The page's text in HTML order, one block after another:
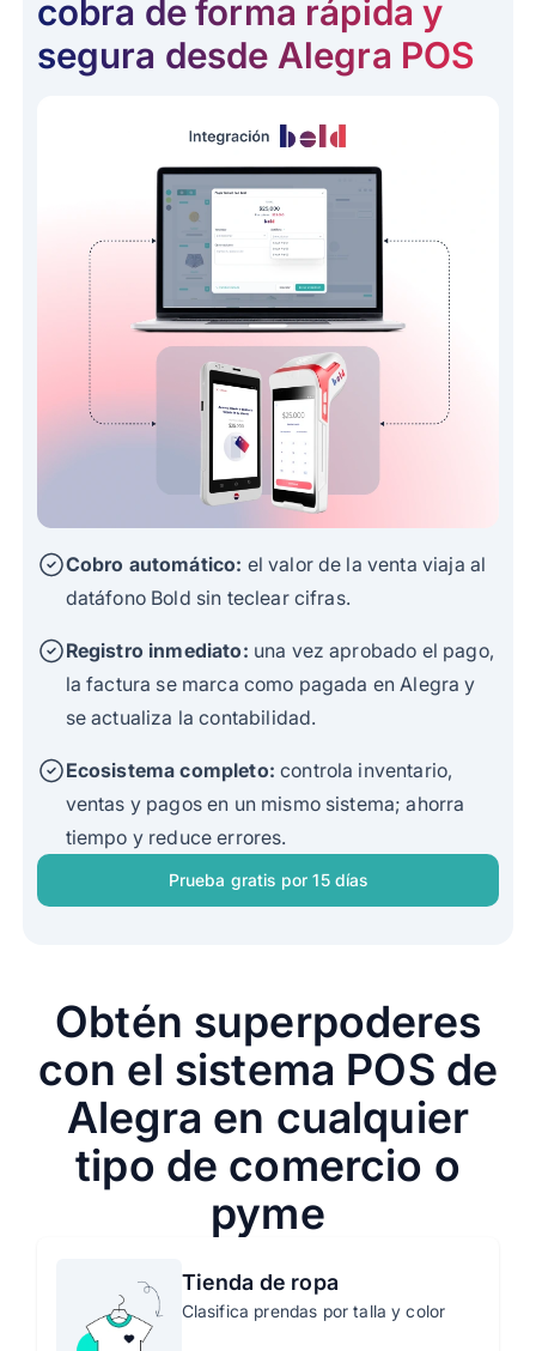
cobra de forma rápida y
segura desde Alegra POS
Cobro automático: el valor de la venta viaja al
datáfono Bold sin teclear cifras.
Registro inmediato: una vez aprobado el pago,
la factura se marca como pagada en Alegra y
se actualiza la contabilidad.
Ecosistema completo: controla inventario,
ventas y pagos en un mismo sistema; ahorra
tiempo y reduce errores.
Prueba gratis por 15 días
‍Obtén superpoderes
con el sistema POS de
Alegra en cualquier
tipo de comercio o
pyme
Tienda de ropa
Clasifica prendas por talla y color